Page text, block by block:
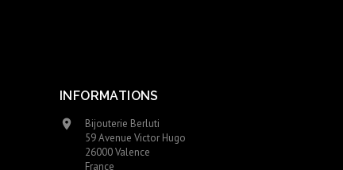
INFORMATIONS

Bijouterie Berluti
59 Avenue Victor Hugo
26000 Valence
France